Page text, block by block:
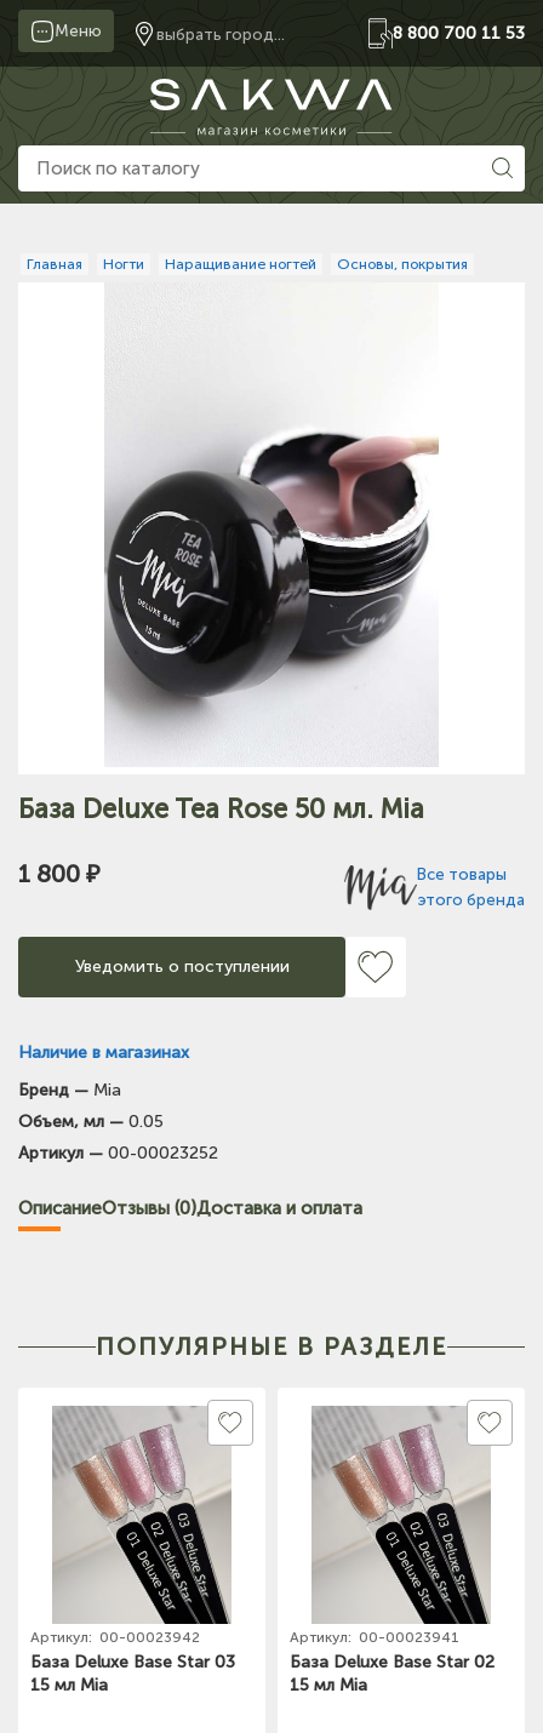
Меню выбрать город... 8 800 700 11 53
Главная Ногти Наращивание ногтей Основы, покрытия
База Deluxe Tea Rose 50 мл. Mia
1 800 ₽
Все товары
этого бренда
Уведомить о поступлении
Наличие в магазинах
Бренд — Mia
Объем, мл — 0.05
Артикул — 00-00023252
ОписаниеОтзывы (0)Доставка и оплата
ПОПУЛЯРНЫЕ В РАЗДЕЛЕ
Артикул: 00-00023942
База Deluxe Base Star 03
15 мл Mia
Артикул: 00-00023941
База Deluxe Base Star 02
15 мл Mia